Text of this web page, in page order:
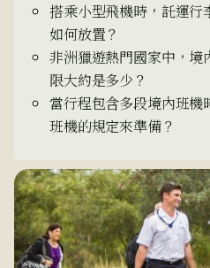
搭乘小型飛機時，託運
如何放置？
非洲獵遊熱門國家中，境
限大約是多少？
當行程包含多段境內班
班機的規定來準備？